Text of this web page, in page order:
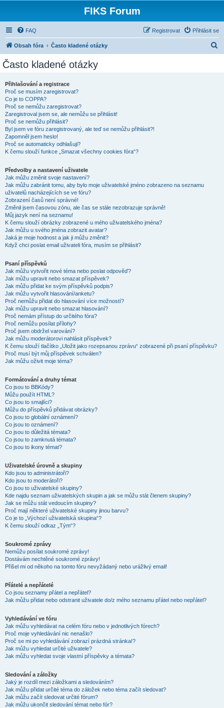
FIKS Forum
FAQ Přihlásit se
Registrovat
Obsah fóra Často kladené otázky
Často kladené otázky
Přihlašování a registrace
Proč se musím zaregistrovat?
Co je to COPPA?
Proč se nemůžu zaregistrovat?
Zaregistroval jsem se, ale nemůžu se přihlásit!
Proč se nemůžu přihlásit?
Byl jsem ve fóru zaregistrovaný, ale teď se nemůžu přihlásit?!
Zapomněl jsem heslo!
Proč se automaticky odhlašuji?
K čemu slouží funkce „Smazat všechny cookies fóra“?
Předvolby a nastavení uživatele
Jak můžu změnit svoje nastavení?
Jak můžu zabránit tomu, aby bylo moje uživatelské jméno zobrazeno na seznamu
uživatelů nacházejících se ve fóru?
Zobrazení časů není správné!
Změnil jsem časovou zónu, ale čas se stále nezobrazuje správně!
Můj jazyk není na seznamu!
K čemu slouží obrázky zobrazené u mého uživatelského jména?
Jak můžu u svého jména zobrazit avatar?
Jaká je moje hodnost a jak ji můžu změnit?
Když chci poslat email uživateli fóra, musím se přihlásit?
Psaní příspěvků
Jak můžu vytvořit nové téma nebo poslat odpověď?
Jak můžu upravit nebo smazat příspěvek?
Jak můžu přidat ke svým příspěvků podpis?
Jak můžu vytvořit hlasování/anketu?
Proč nemůžu přidat do hlasování více možností?
Jak můžu upravit nebo smazat hlasování?
Proč nemám přístup do určitého fóra?
Proč nemůžu posílat přílohy?
Proč jsem obdržel varování?
Jak můžu moderátorovi nahlásit příspěvek?
K čemu slouží tlačítko „Uložit jako rozepsanou zprávu“ zobrazené při psaní příspěvku?
Proč musí být můj příspěvek schválen?
Jak můžu oživit moje téma?
Formátování a druhy témat
Co jsou to BBKódy?
Můžu použít HTML?
Co jsou to smajlíci?
Můžu do příspěvků přidávat obrázky?
Co jsou to globální oznámení?
Co jsou to oznámení?
Co jsou to důležitá témata?
Co jsou to zamknutá témata?
Co jsou to ikony témat?
Uživatelské úrovně a skupiny
Kdo jsou to administrátoři?
Kdo jsou to moderátoři?
Co jsou to uživatelské skupiny?
Kde najdu seznam uživatelských skupin a jak se můžu stát členem skupiny?
Jak se můžu stát vedoucím skupiny?
Proč mají některé uživatelské skupiny jinou barvu?
Co je to „Výchozí uživatelská skupina“?
K čemu slouží odkaz „Tým“?
Soukromé zprávy
Nemůžu posílat soukromé zprávy!
Dostávám nechtěné soukromé zprávy!
Přišel mi od někoho na tomto fóru nevyžádaný nebo urážlivý email!
Přátelé a nepřátelé
Co jsou seznamy přátel a nepřátel?
Jak můžu přidat nebo odstranit uživatele do/z mého seznamu přátel nebo nepřátel?
Vyhledávání ve fóru
Jak můžu vyhledávat na celém fóru nebo v jednotlivých fórech?
Proč moje vyhledávání nic nenašlo?
Proč se mi po vyhledávání zobrazí prázdná stránka!?
Jak můžu vyhledat určité uživatele?
Jak můžu vyhledat svoje vlastní příspěvky a témata?
Sledování a záložky
Jaký je rozdíl mezi záložkami a sledováním?
Jak můžu přidat určité téma do záložek nebo téma začít sledovat?
Jak můžu začít sledovat určité fórum?
Jak můžu ukončit sledování témat nebo fór?